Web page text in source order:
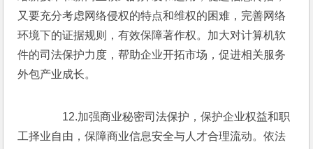
又要充分考虑网络侵权的特点和维权的困难，完善网络
环境下的证据规则，有效保障著作权。加大对计算机软
件的司法保护力度，帮助企业开拓市场，促进相关服务
外包产业成长。
12.加强商业秘密司法保护，保护企业权益和职
工择业自由，保障商业信息安全与人才合理流动。依法